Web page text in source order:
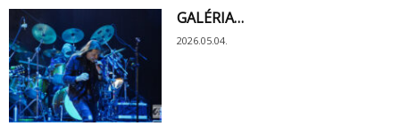
GALÉRIA…
2026.05.04.